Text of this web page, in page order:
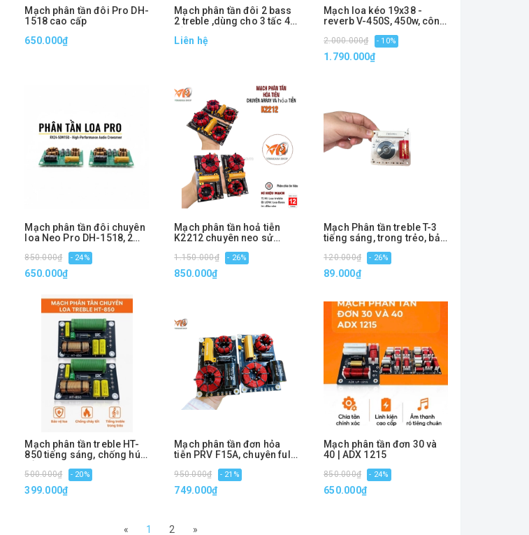
Mạch phân tần đôi Pro DH-
1518 cao cấp
650.000₫
Mạch phân tần đôi 2 bass
2 treble ,dùng cho 3 tấc 4
Liên hệ
Mạch loa kéo 19x38 -
reverb V-450S, 450w, công
2.000.000₫ - 10%
1.790.000₫
Mạch phân tần đôi chuyên
loa Neo Pro DH-1518, 2
850.000₫ - 24%
650.000₫
Mạch phân tần hoả tiễn
K2212 chuyên neo sử
1.150.000₫ - 26%
850.000₫
Mạch Phân tần treble T-3
tiếng sáng, trong trẻo, bảo
120.000₫ - 26%
89.000₫
Mạch phân tần treble HT-
850 tiếng sáng, chống hú
cấp
500.000₫ - 20%
399.000₫
Mạch phân tần đơn hỏa
tiễn PRV F15A, chuyên full
950.000₫ - 21%
749.000₫
Mạch phân tần đơn 30 và
40 | ADX 1215
850.000₫ - 24%
650.000₫
« 1 2 »